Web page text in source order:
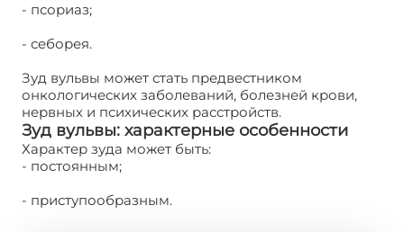
- псориаз;
- себорея.
Зуд вульвы может стать предвестником
онкологических заболеваний, болезней крови,
нервных и психических расстройств.
Зуд вульвы: характерные особенности
Характер зуда может быть:
- постоянным;
- приступообразным.